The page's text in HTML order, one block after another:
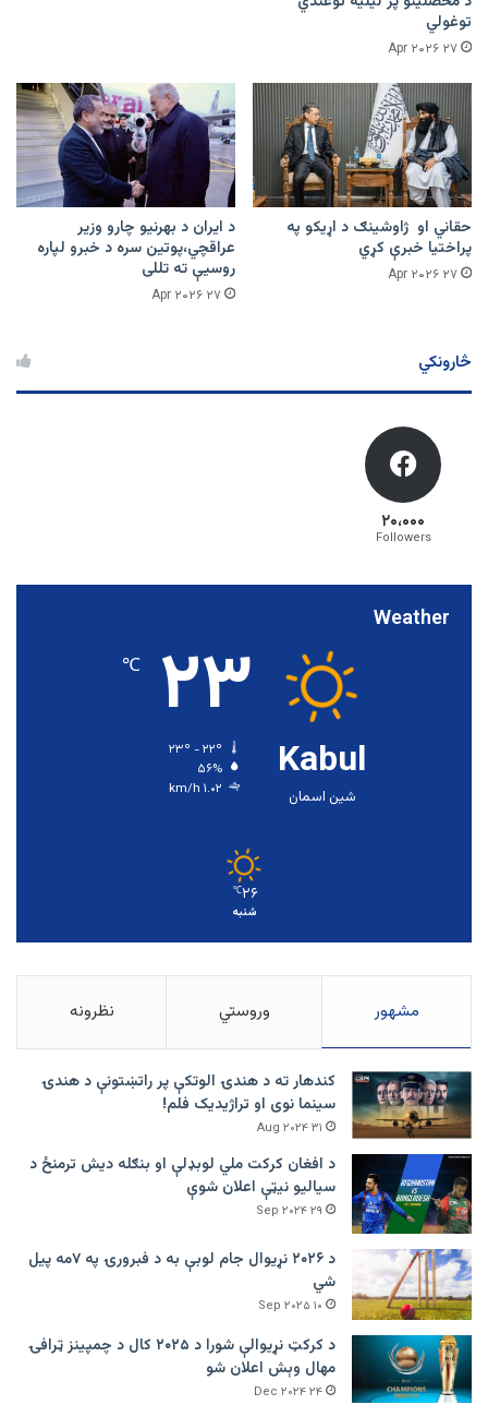
توغولي
۲۷ Apr ۲۰۲۶
حقاني او ژاوشینګ د اړیکو په
پراختیا خبرې کړي
۲۷ Apr ۲۰۲۶
د ایران د بهرنیو چارو وزیر
عراقچي،پوتین سره د خبرو لپاره
روسیې ته تللی
۲۷ Apr ۲۰۲۶
څارونکي
۲۰،۰۰۰
Followers
Weather
Kabul
شین اسمان
۲۳ ℃
۵۶%
۱.۰۲ km/h
۲۶℃
شنبه
مشهور وروستي نظرونه
کندهار ته د هندۍ الوتکې پر راتښتونې د هندۍ
سینما نوی او تراژيديک فلم!
۳۱ Aug ۲۰۲۴
د افغان کرکت ملي لوبډلې او بنګله دیش ترمنځ د
سیالیو نیټې اعلان شوې
۲۹ Sep ۲۰۲۴
د ۲۰۲۶ نړیوال جام لوبې به د فبرورۍ په ۷مه پیل
شي
۱۰ Sep ۲۰۲۵
د کرکټ نړیوالې شورا د ۲۰۲۵ کال د چمپینز ټرافۍ
مهال وېش اعلان شو
۲۴ Dec ۲۰۲۴